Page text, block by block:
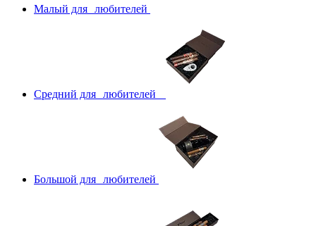
Малый для любителей
Средний для любителей
Большой для любителей